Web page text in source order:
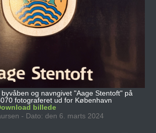
og navngivet "Aage Stentoft" på
fotograferet ud for København
billede
- Dato: den 6. marts 2024